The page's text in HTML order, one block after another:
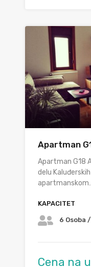
Apartman
Apartman G18
delu
KAPACITET
6 Osoba
Cena na